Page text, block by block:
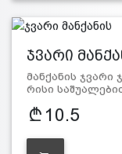
ჯვარი
მანქანის ჯვარი
რისი
10.5